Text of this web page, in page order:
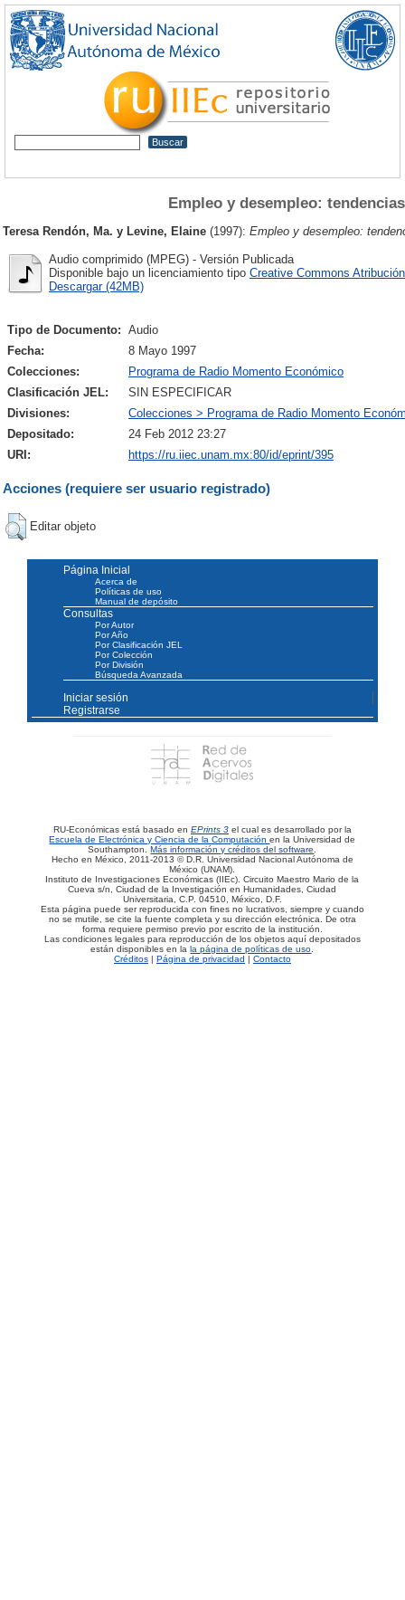
Empleo y desempleo:
Teresa Rendón, Ma. y Levine, Elaine (1997): Empleo y desempleo:
Audio comprimido (MPEG) - Versión Publicada
Disponible bajo un licenciamiento tipo Creative Commons
Descargar (42MB)
Tipo de Documento: Audio
Fecha:
8 Mayo 1997
Colecciones:
Programa de Radio Momento Económico
Clasificación JEL:
SIN ESPECIFICAR
Divisiones:
Colecciones > Programa de Radio Momento
Depositado:
24 Feb 2012 23:27
URI:
https://ru.iiec.unam.mx:80/id/eprint/395
Acciones (requiere ser usuario registrado)
Editar objeto
Página Inicial
Acerca de
Políticas de uso
Manual de depósito
Consultas
Por Autor
Por Año
Por Clasificación JEL
Por Colección
Por División
Búsqueda Avanzada
Iniciar sesión
Registrarse
RU-Económicas está basado en EPrints 3 el cual es desarrollado por la
Escuela de Electrónica y Ciencia de la Computaciónen la Universidad de
Southampton.Más información y créditos del software.
Hecho en México, 2011-2013 © D.R. Universidad Nacional Autónoma de
México (UNAM).
Instituto de Investigaciones Económicas (IIEc). Circuito Maestro Mario de la
Cueva s/n, Ciudad de la Investigación en Humanidades, Ciudad
Universitaria, C.P. 04510, México, D.F.
Esta página puede ser reproducida con fines no lucrativos, siempre y cuando
no se mutile, se cite la fuente completa y su dirección electrónica. De otra
forma requiere permiso previo por escrito de la institución.
Las condiciones legales para reproducción de los objetos aquí depositados
están disponibles en lala página de políticas de uso.
Créditos| Página de privacidad | Contacto